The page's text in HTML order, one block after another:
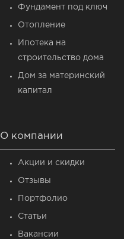
Фундамент под ключ
Отопление
Ипотека на
строительство дома
Дом за материнский
капитал
О компании
Акции и скидки
Отзывы
Портфолио
Статьи
Вакансии